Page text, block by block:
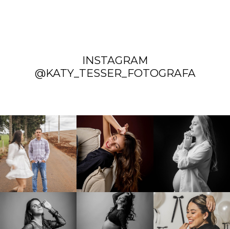
INSTAGRAM
@KATY_TESSER_FOTOGRAFA